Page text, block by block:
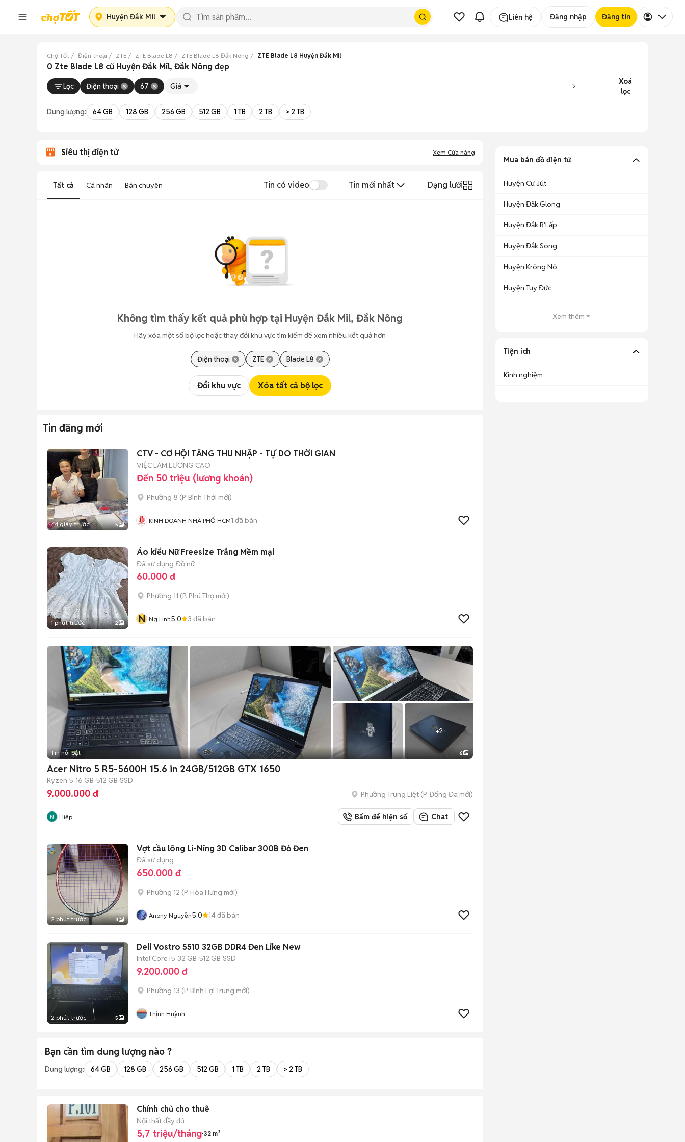
Huyện Đắk Mil Liên hệ Đăng nhập Đăng tin
Chợ Tốt Điện thoại ZTE ZTE Blade L8 ZTE Blade L8 Đắk Nông ZTE Blade L8 Huyện Đắk Mil
0 Zte Blade L8 cũ Huyện Đắk Mil, Đắk Nông đẹp
Lọc Điện thoại 67 Giá
Xoá
lọc
Dung lượng: 64 GB 128 GB 256 GB 512 GB 1 TB 2 TB > 2 TB
Siêu thị điện tử Xem Cửa hàng
Tất cả Cá nhân Bán chuyên Tin có video Tin mới nhất Dạng lưới
Không tìm thấy kết quả phù hợp tại Huyện Đắk Mil, Đắk Nông
Hãy xóa một số bộ lọc hoặc thay đổi khu vực tìm kiếm để xem nhiều kết quả hơn
Điện thoại ZTE Blade L8
Đổi khu vực Xóa tất cả bộ lọc
Tin đăng mới
44 giây trước 5
CTV - CƠ HỘI TĂNG THU NHẬP - TỰ DO THỜI GIAN
VIỆC LÀM LƯƠNG CAO
Đến 50 triệu (lương khoán)
Phường 8 (P. Bình Thới mới)
KINH DOANH NHÀ PHỐ HCM1 đã bán
1 phút trước 2
Áo kiểu Nữ Freesize Trắng Mềm mại
Đã sử dụng Đồ nữ
60.000 đ
Phường 11 (P. Phú Thọ mới)
N Ng Linh5.0 3 đã bán
+2
Tin nổi bật 6
Acer Nitro 5 R5-5600H 15.6 in 24GB/512GB GTX 1650
Ryzen 5 16 GB 512 GB SSD
9.000.000 đ Phường Trung Liệt (P. Đống Đa mới)
Hiệp Bấm để hiện số Chat
2 phút trước 4
Vợt cầu lông Li-Ning 3D Calibar 300B Đỏ Đen
Đã sử dụng
650.000 đ
Phường 12 (P. Hòa Hưng mới)
Anony Nguyễn5.0 14đã bán
2 phút trước 5
Dell Vostro 5510 32GB DDR4 Đen Like New
Intel Core i5 32 GB 512 GB SSD
9.200.000 đ
Phường 13 (P. Bình Lợi Trung mới)
Thịnh Huỳnh
Bạn cần tìm dung lượng nào ?
Dung lượng: 64 GB 128 GB 256 GB 512 GB 1 TB 2 TB > 2 TB
Chính chủ cho thuê
Nội thất đầy đủ
5,7 triệu/tháng 32 m²
Mua bán đồ điện tử
Huyện Cư Jút
Huyện Đăk Glong
Huyện Đắk R'Lấp
Huyện Đắk Song
Huyện Krông Nô
Huyện Tuy Đức
Xem thêm
Tiện ích
Kinh nghiệm